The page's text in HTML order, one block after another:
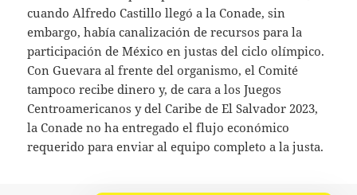
cuando Alfredo Castillo llegó a la Conade, sin
embargo, había canalización de recursos para la
participación de México en justas del ciclo olímpico.
Con Guevara al frente del organismo, el Comité
tampoco recibe dinero y, de cara a los Juegos
Centroamericanos y del Caribe de El Salvador 2023,
la Conade no ha entregado el flujo económico
requerido para enviar al equipo completo a la justa.